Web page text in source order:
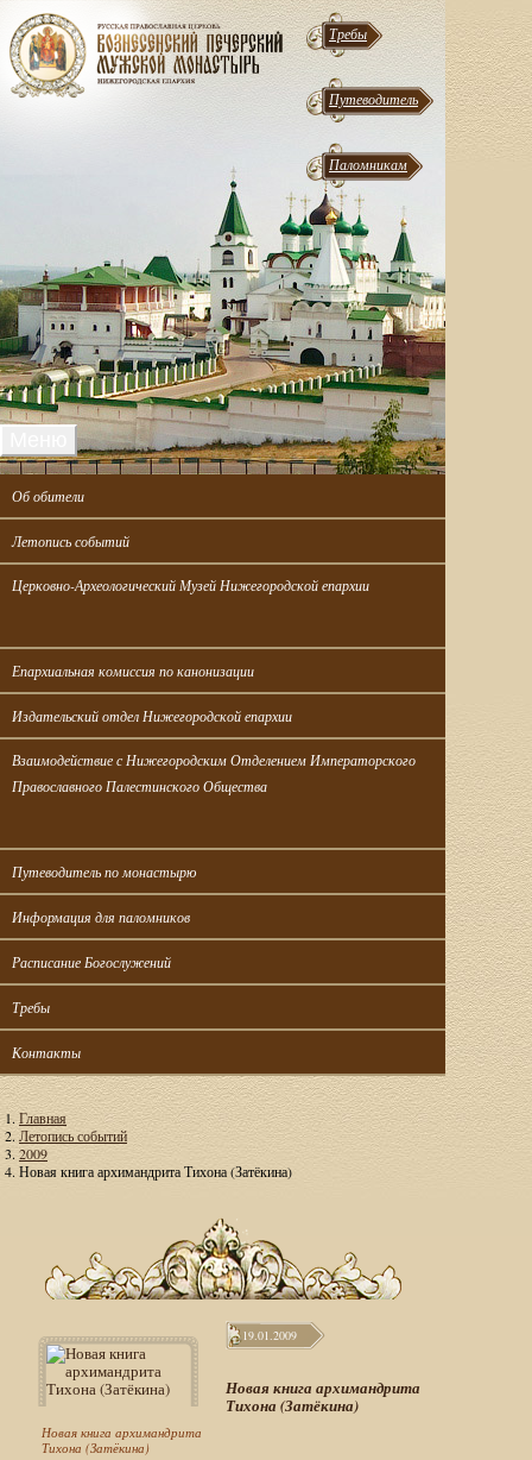
Требы
Путеводитель
Паломникам
Об обители
Летопись событий
Церковно-Археологический Музей Нижегородской епархии
Епархиальная комиссия по канонизации
Издательский отдел Нижегородской епархии
Взаимодействие с Нижегородским Отделением Императорского
Православного Палестинского Общества
Путеводитель по монастырю
Информация для паломников
Расписание Богослужений
Требы
Контакты
Главная
Летопись событий
2009
Новая книга архимандрита Тихона (Затёкина)
Новая книга архимандрита
Тихона (Затёкина)
19.01.2009
Новая книга архимандрита
Тихона (Затёкина)